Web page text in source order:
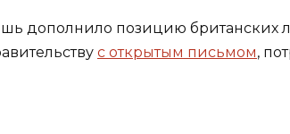
дополнило позицию британских
с открытым письмом,